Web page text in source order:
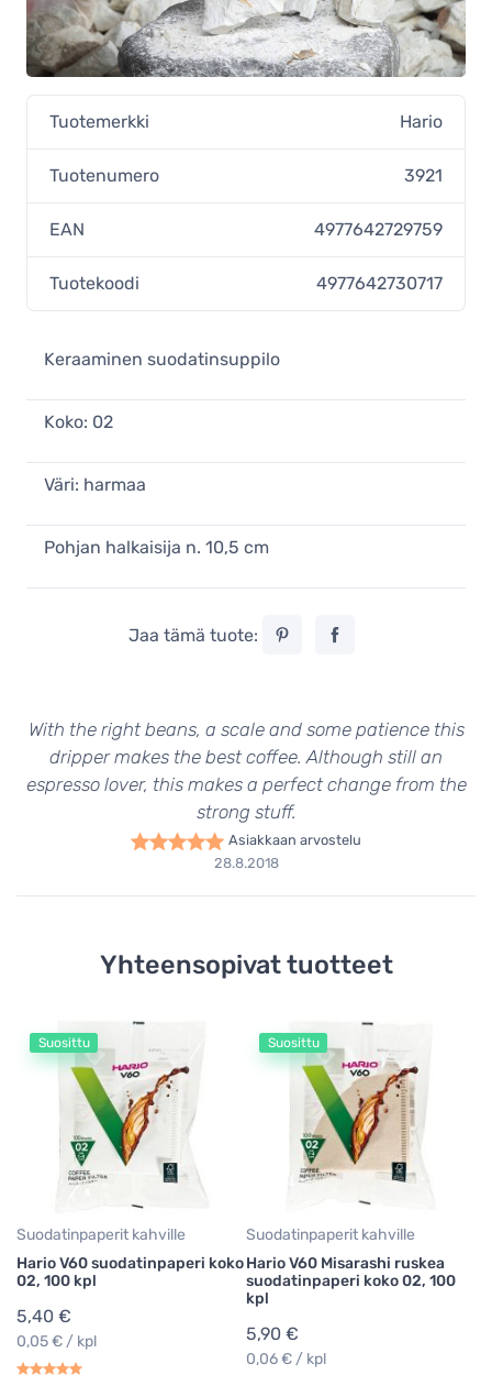
Tuotemerkki Hario
Tuotenumero 3921
EAN 4977642729759
Tuotekoodi 4977642730717
Keraaminen suodatinsuppilo
Koko: 02
Väri: harmaa
Pohjan halkaisija n. 10,5 cm
Jaa tämä tuote:
With the right beans, a scale and some patience this
dripper makes the best coffee. Although still an
espresso lover, this makes a perfect change from the
strong stuff.
Asiakkaan arvostelu
28.8.2018
Yhteensopivat tuotteet
Suosittu
Suodatinpaperit kahville
Hario V60 suodatinpaperi koko
02, 100 kpl
5,40 €
0,05 € / kpl
Suosittu
Suodatinpaperit kahville
Hario V60 Misarashi ruskea
suodatinpaperi koko 02, 100
kpl
5,90 €
0,06 € / kpl